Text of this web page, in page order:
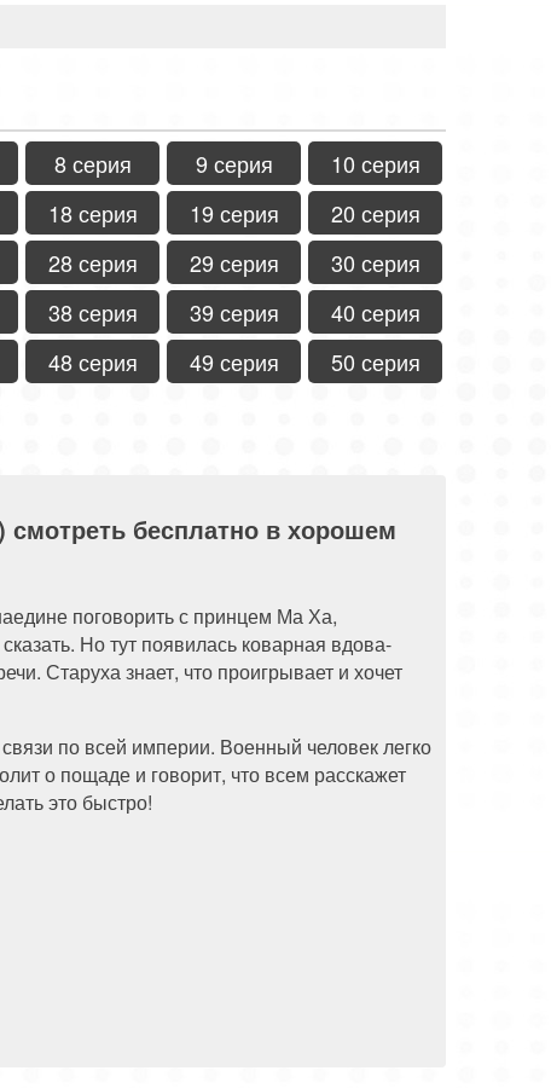
8 серия 9 серия
10 серия
18 серия 19 серия
20 серия
28 серия 29 серия
30 серия
38 серия 39 серия
40 серия
48 серия 49 серия
50 серия
смотреть бесплатно в хорошем
поговорить с принцем Ма Ха,
Но тут появилась коварная вдова-
Старуха знает, что проигрывает и хочет
по всей империи. Военный человек легко
о пощаде и говорит, что всем расскажет
это быстро!